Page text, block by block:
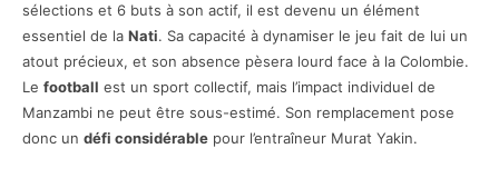
sélections et 6 buts à son actif, il est devenu un élément
essentiel de la Nati. Sa capacité à dynamiser le jeu fait de lui un
atout précieux, et son absence pèsera lourd face à la Colombie.
Le football est un sport collectif, mais l’impact individuel de
Manzambi ne peut être sous-estimé. Son remplacement pose
donc un défi considérable pour l’entraîneur Murat Yakin.